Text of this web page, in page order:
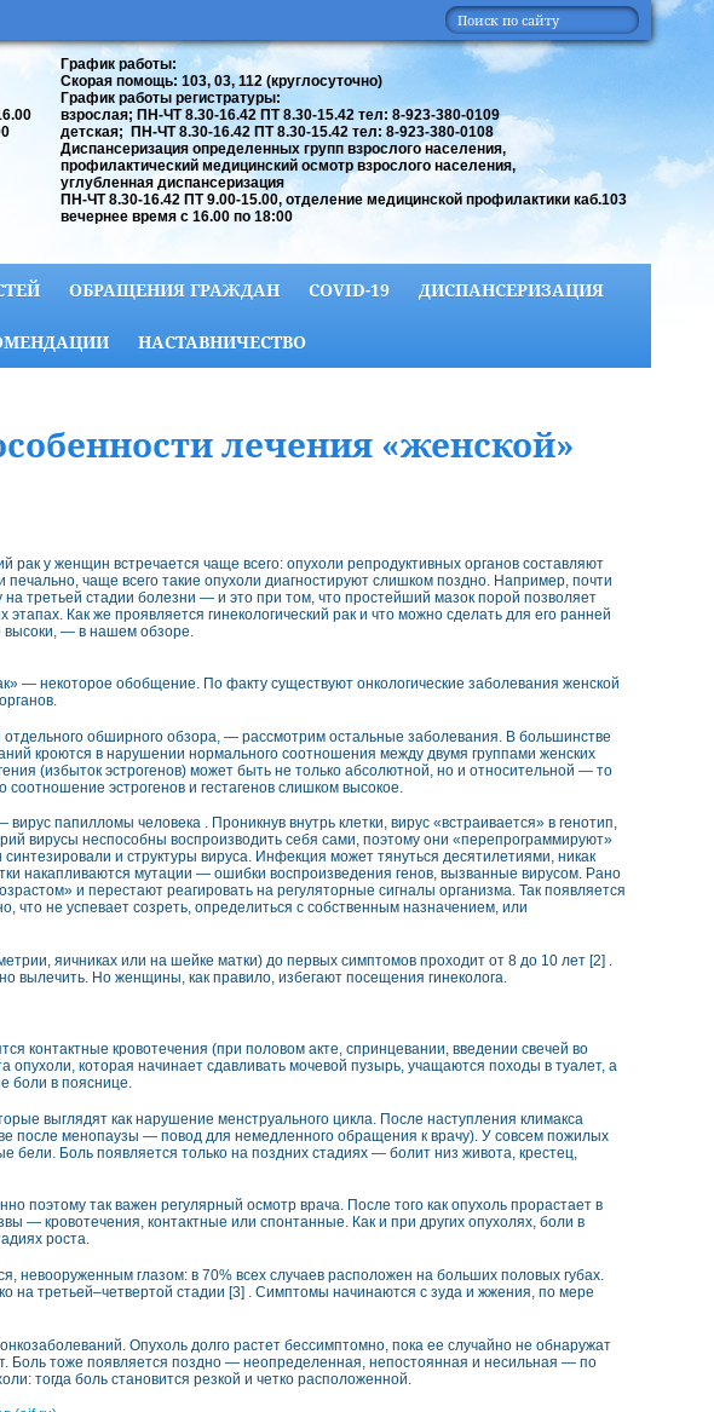
График работы:
Скорая помощь: 103, 03, 112 (круглосуточно)
График работы регистратуры:
взрослая; ПН-ЧТ 8.30-16.42 ПТ 8.30-15.42 тел: 8-923-380-0109
детская; ПН-ЧТ 8.30-16.42 ПТ 8.30-15.42 тел: 8-923-380-0108
Диспансеризация определенных групп взрослого населения,
профилактический медицинский осмотр взрослого населения,
углубленная диспансеризация
ПН-ЧТ 8.30-16.42 ПТ 9.00-15.00, отделение медицинской профилактики каб.103
вечернее время с 16.00 по 18:00
ОБРАЩЕНИЯ ГРАЖДАН COVID-19 ДИСПАНСЕРИЗАЦИЯ
НАСТАВНИЧЕСТВО
лечения «женской»
рак у женщин встречается чаще всего: опухоли репродуктивных органов составляют
печально, чаще всего такие опухоли диагностируют слишком поздно. Например, почти
третьей стадии болезни — и это при том, что простейший мазок порой позволяет
Как же проявляется гинекологический рак и что можно сделать для его ранней
высоки, — в нашем обзоре.
— некоторое обобщение. По факту существуют онкологические заболевания женской
обширного обзора, — рассмотрим остальные заболевания. В большинстве
кроются в нарушении нормального соотношения между двумя группами женских
(избыток эстрогенов) может быть не только абсолютной, но и относительной — то
эстрогенов и гестагенов слишком высокое.
папилломы человека . Проникнув внутрь клетки, вирус «встраивается» в генотип,
вирусы неспособны воспроизводить себя сами, поэтому они «перепрограммируют»
и структуры вируса. Инфекция может тянуться десятилетиями, никак
накапливаются мутации — ошибки воспроизведения генов, вызванные вирусом. Рано
и перестают реагировать на регуляторные сигналы организма. Так появляется
что не успевает созреть, определиться с собственным назначением, или
яичниках или на шейке матки) до первых симптомов проходит от 8 до 10 лет [2] .
вылечить. Но женщины, как правило, избегают посещения гинеколога.
контактные кровотечения (при половом акте, спринцевании, введении свечей во
которая начинает сдавливать мочевой пузырь, учащаются походы в туалет, а
боли в пояснице.
выглядят как нарушение менструального цикла. После наступления климакса
после менопаузы — повод для немедленного обращения к врачу). У совсем пожилых
бели. Боль появляется только на поздних стадиях — болит низ живота, крестец,
поэтому так важен регулярный осмотр врача. После того как опухоль прорастает в
— кровотечения, контактные или спонтанные. Как и при других опухолях, боли в
роста.
невооруженным глазом: в 70% всех случаев расположен на больших половых губах.
на третьей–четвертой стадии [3] . Симптомы начинаются с зуда и жжения, по мере
Опухоль долго растет бессимптомно, пока ее случайно не обнаружат
тоже появляется поздно — неопределенная, непостоянная и несильная — по
тогда боль становится резкой и четко расположенной.